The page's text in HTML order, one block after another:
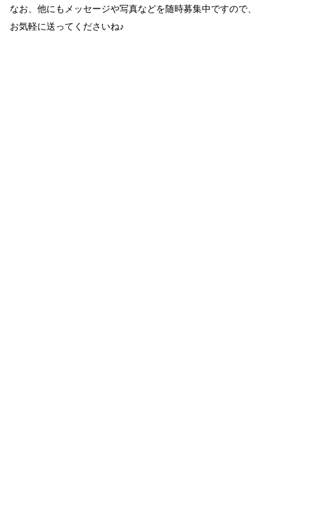
なお、他にもメッセージや写真などを随時募集中ですので、
お気軽に送ってくださいね♪